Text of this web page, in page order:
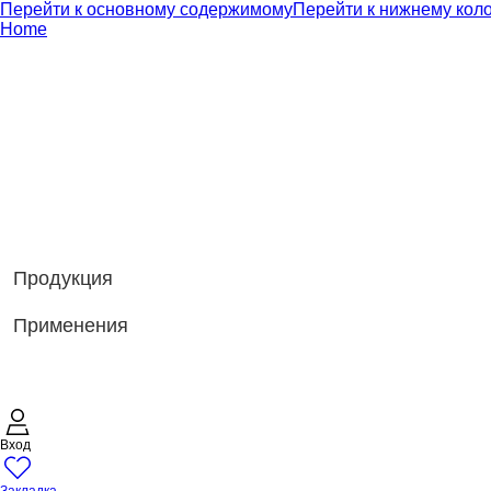
Перейти к основному содержимомуПерейти к нижнему
Home
Продукция
Применения
Вход